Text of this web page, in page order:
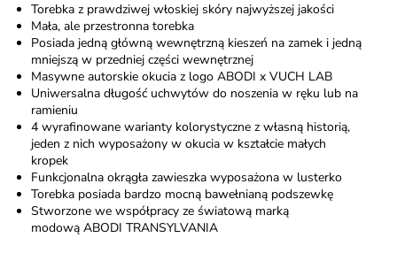
Torebka z prawdziwej włoskiej skóry najwyższej jakości
Mała, ale przestronna torebka
Posiada jedną główną wewnętrzną kieszeń na zamek i jedną
mniejszą w przedniej części wewnętrznej
Masywne autorskie okucia z logo ABODI x VUCH LAB
Uniwersalna długość uchwytów do noszenia w ręku lub na
ramieniu
4 wyrafinowane warianty kolorystyczne z własną historią,
jeden z nich wyposażony w okucia w kształcie małych
kropek
Funkcjonalna okrągła zawieszka wyposażona w lusterko
Torebka posiada bardzo mocną bawełnianą podszewkę
Stworzone we współpracy ze światową marką
modową ABODI TRANSYLVANIA